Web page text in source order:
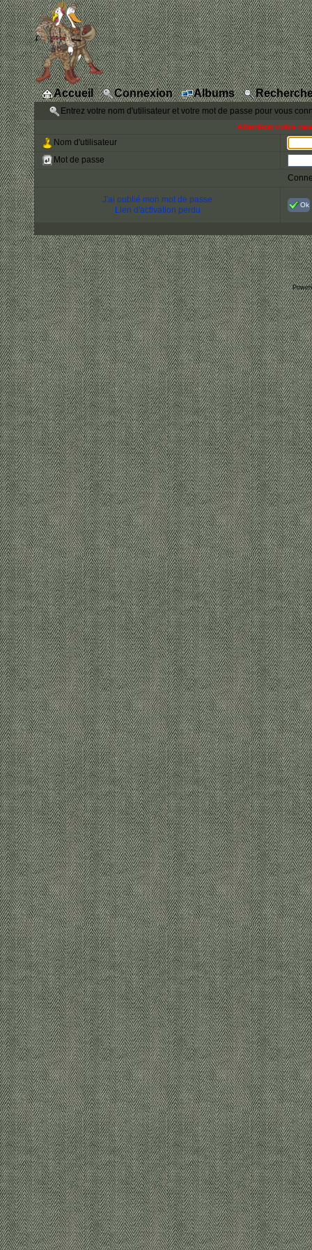
Accueil Connexion Albums
Entrez votre nom d'utilisateur et votre mot de passe pour vous
Attention votre
Nom d'utilisateur
Mot de passe
J'ai oublié mon mot de passe
Lien d'activation perdu
Ok